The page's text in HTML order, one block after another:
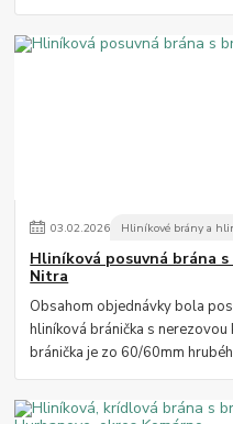
03.02.2026 Hliníkové brány a
Hliníková posuvná brána
Nitra
Obsahom objednávky bola
hliníková bránička s nerezovou
bránička je zo 60/60mm